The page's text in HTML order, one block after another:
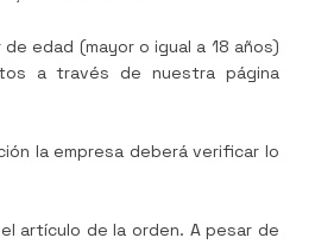
edad (mayor o igual a 18 años)
a través de nuestra página
la empresa deberá verificar lo
artículo de la orden. A pesar de